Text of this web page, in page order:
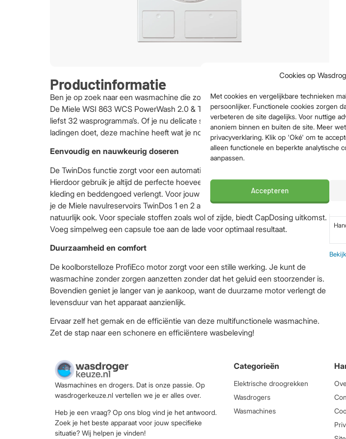
Cookies op
Met cookies en vergelijkbare technieken
persoonlijker. Functionele cookies zorgen
verbeteren de site dagelijks. Voor nuttige
anoniem binnen en buiten de site. Meer
privacyverklaring. Klik op 'Oké' om te
alleen functionele en beperkte analytische
aanpassen.
Accepteren
Productinformatie
Ben je op zoek naar een wasmachine die zowel grote als kleine wasjes aankan?
De Miele WSI 863 WCS PowerWash 2.0 & TwinDos biedt de oplossing, met maar
liefst 32 wasprogramma’s. Of je nu delicate stoffen schoonmaakt of grote
ladingen doet, deze machine heeft wat je nodig hebt.
Eenvoudig en nauwkeurig doseren
De TwinDos functie zorgt voor een automatische dosering van het wasmiddel.
Hierdoor gebruik je altijd de perfecte hoeveelheid, wat de levensduur van jouw
kleding en beddengoed verlengt. Voor jouw eigen favoriete wasmiddelen, schaf
je de Miele navulreservoirs TwinDos 1 en 2 aan. Liever handmatig? Dat kan
natuurlijk ook. Voor speciale stoffen zoals wol of zijde, biedt CapDosing uitkomst.
Voeg simpelweg een capsule toe aan de lade voor optimaal resultaat.
Duurzaamheid en comfort
De koolborstelloze ProfiEco motor zorgt voor een stille werking. Je kunt de
wasmachine zonder zorgen aanzetten zonder dat het geluid een stoorzender is.
Bovendien geniet je langer van je aankoop, want de duurzame motor verlengt de
levensduur van het apparaat aanzienlijk.
Ervaar zelf het gemak en de efficiëntie van deze multifunctionele wasmachine.
Zet de stap naar een schonere en efficiëntere wasbeleving!
Wasmachines en drogers. Dat is onze passie. Op
wasdrogerkeuze.nl vertellen we je er alles over.
Heb je een vraag? Op ons blog vind je het antwoord.
Zoek je het beste apparaat voor jouw specifieke
situatie? Wij helpen je vinden!
Categorieën
Elektrische droogrekken
Wasdrogers
Wasmachines